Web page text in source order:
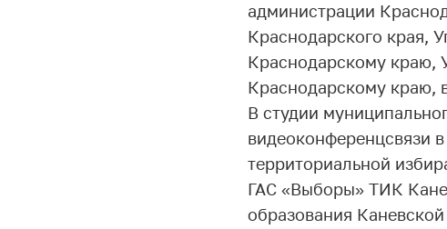
администрации
Краснодарского края,
Краснодарскому краю,
Краснодарскому краю,
В студии
видеоконференцсвязи
территориальной
ГАС «Выборы» ТИК
образования